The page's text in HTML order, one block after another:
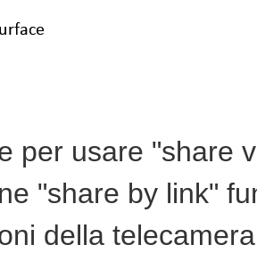
per usare "share
"share by link"
della